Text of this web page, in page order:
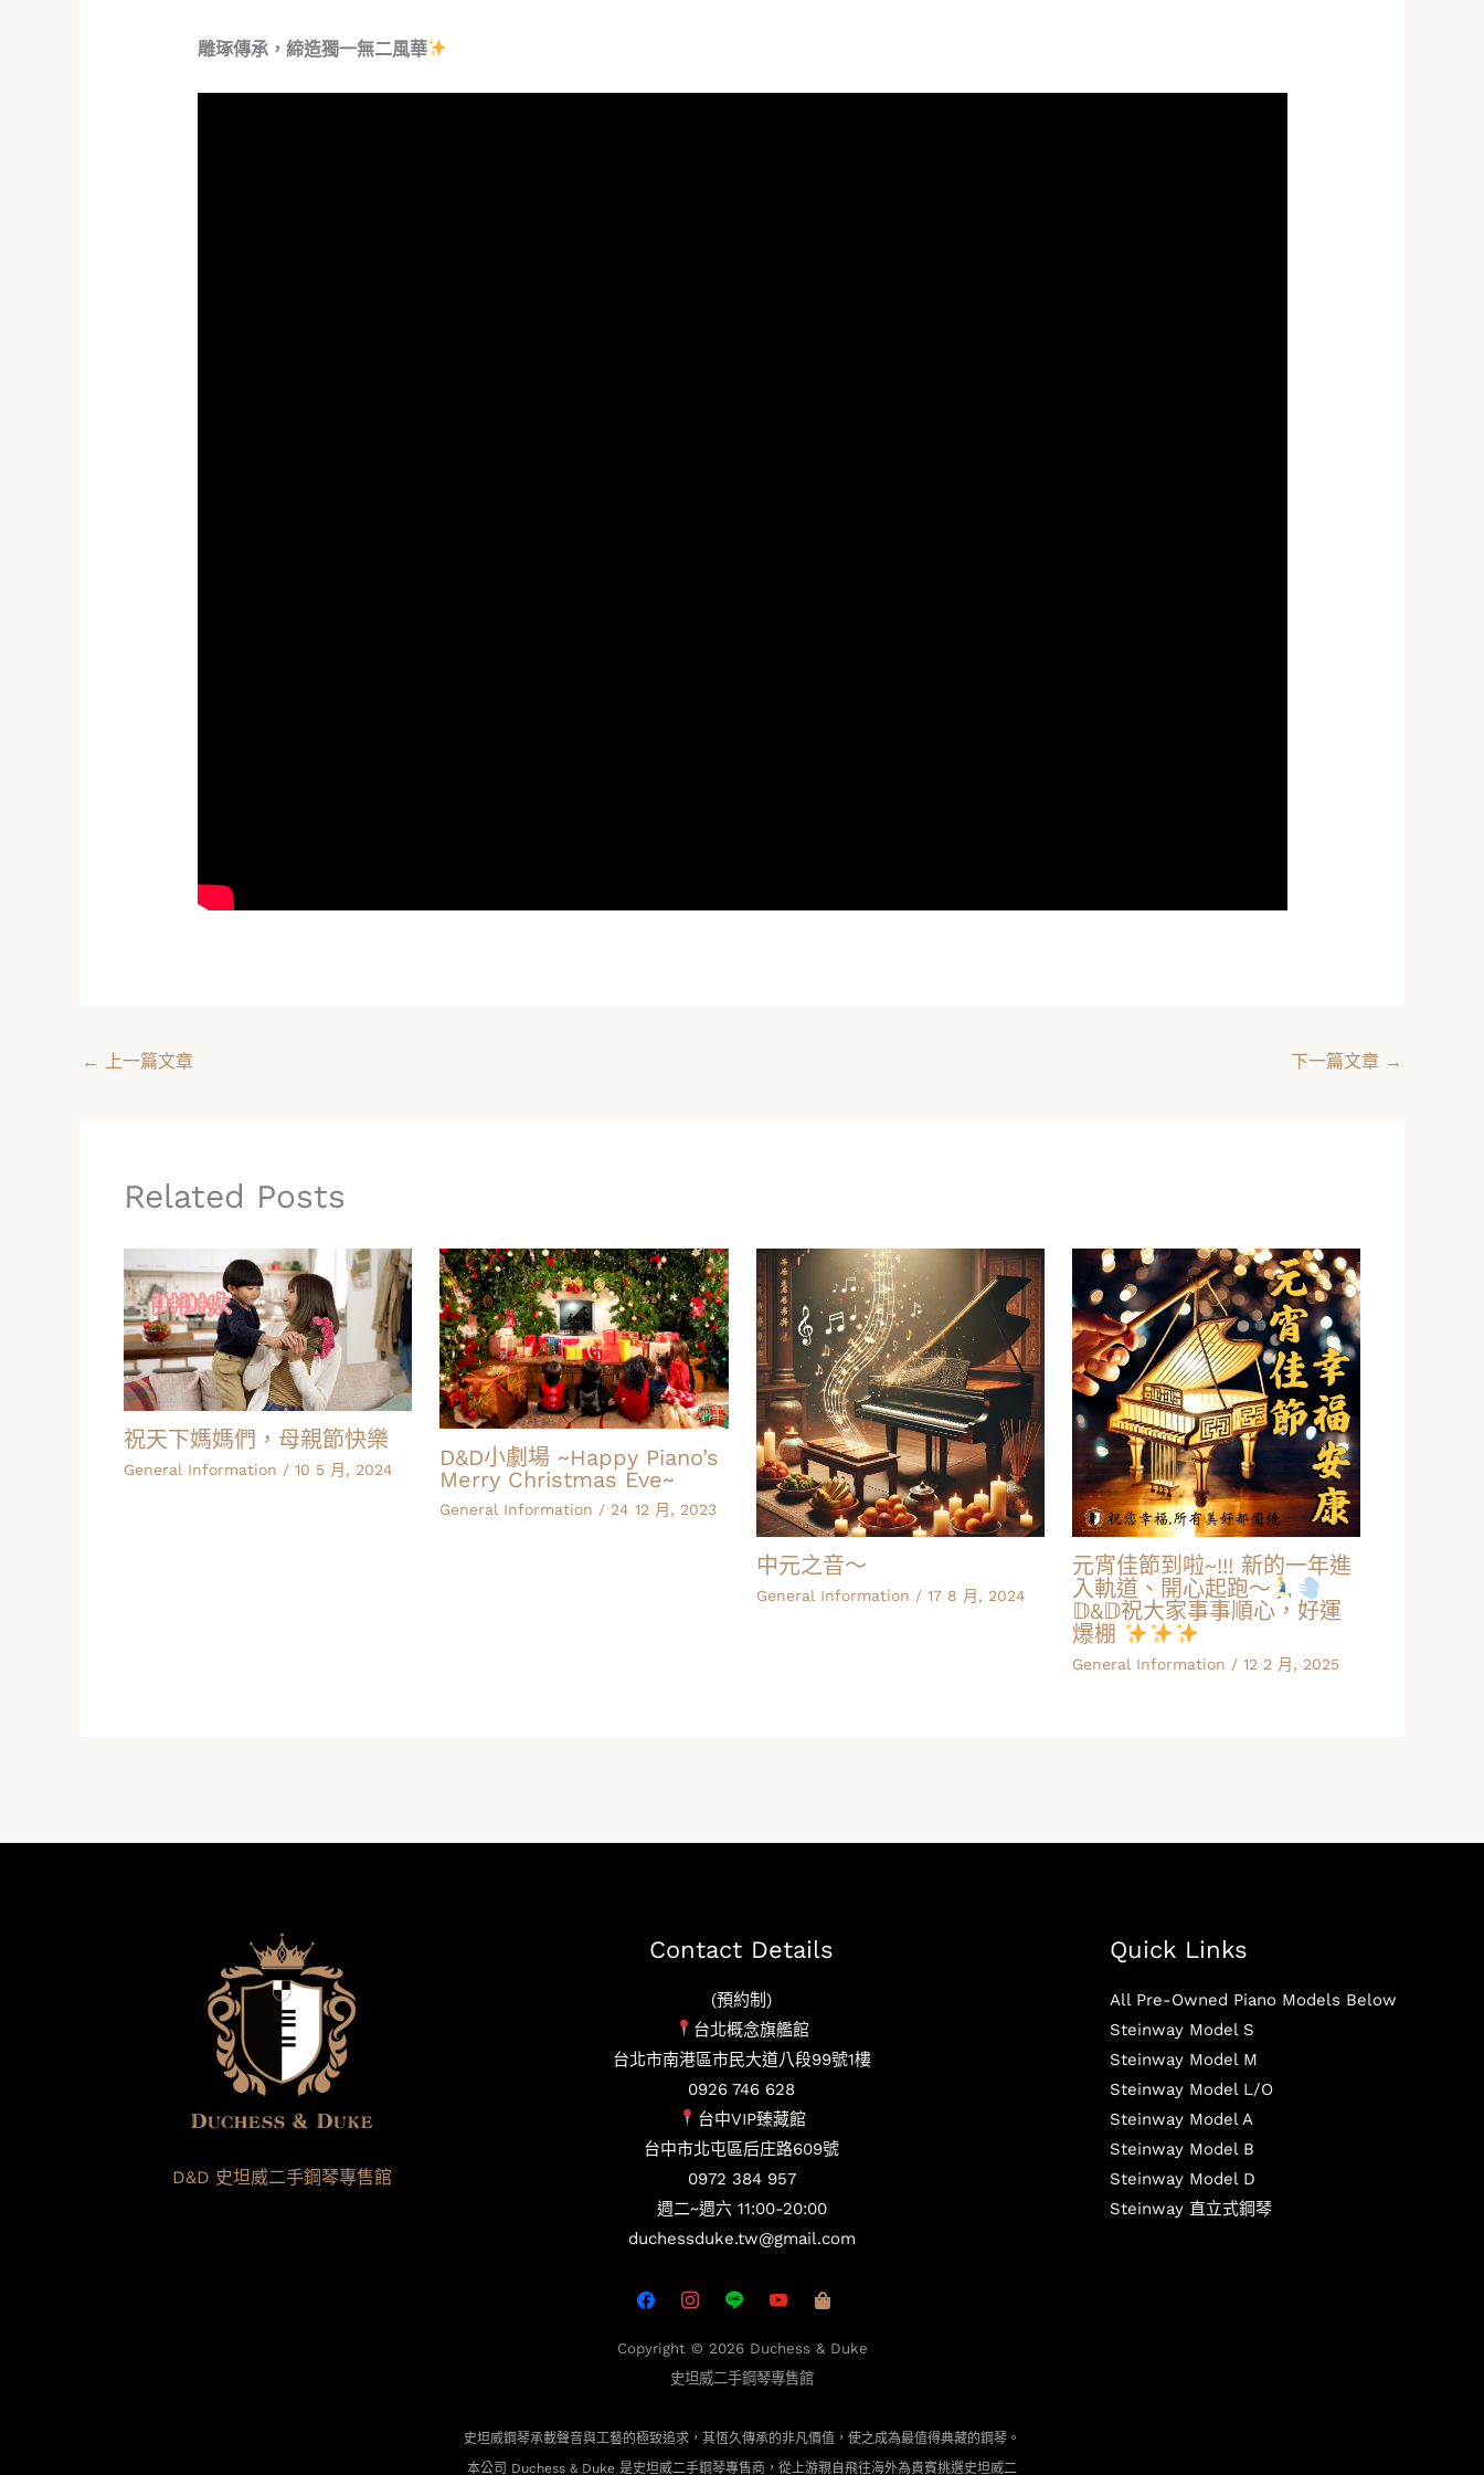
雕琢傳承，締造獨一無二風華
← 上一篇文章 下一篇文章 →
Related Posts
祝天下媽媽們，母親節快樂
General Information / 10 5 月, 2024
D&D小劇場 ~Happy Piano’s
Merry Christmas Eve~
General Information / 24 12 月, 2023
中元之音～
General Information / 17 8 月, 2024
元宵佳節到啦~!!! 新的一年進
入軌道、開心起跑～
𝔻&𝔻祝大家事事順心，好運
爆棚
General Information / 12 2 月, 2025
D&D 史坦威二手鋼琴專售館
Contact Details
(預約制)
台北概念旗艦館
台北市南港區市民大道八段99號1樓
0926 746 628
台中VIP臻藏館
台中市北屯區后庄路609號
0972 384 957
週二~週六 11:00-20:00
duchessduke.tw@gmail.com
Quick Links
All Pre-Owned Piano Models Below
Steinway Model S
Steinway Model M
Steinway Model L/O
Steinway Model A
Steinway Model B
Steinway Model D
Steinway 直立式鋼琴
Copyright © 2026 Duchess & Duke
史坦威二手鋼琴專售館
史坦威鋼琴承載聲音與工藝的極致追求，其恆久傳承的非凡價值，使之成為最值得典藏的鋼琴。
本公司 Duchess & Duke 是史坦威二手鋼琴專售商，從上游親自飛往海外為貴賓挑選史坦威二